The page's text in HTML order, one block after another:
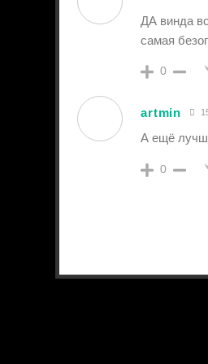
ДА винда
самая
0
artmin
А ещё
0